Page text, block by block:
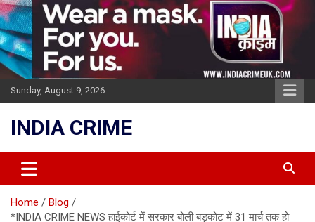
Skip
to
content
Sunday, August 9, 2026
INDIA CRIME
Home
Blog
*INDIA CRIME NEWS हाईकोर्ट में सरकार बोली बड़कोट में 31 मार्च तक हो